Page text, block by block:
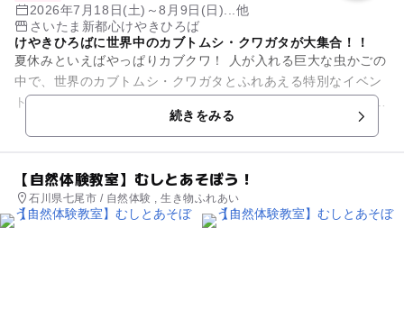
2026年7月18日(土)～8月9日(日)...他
さいたま新都心けやきひろば
けやきひろばに世界中のカブトムシ・クワガタが大集合！！
夏休みといえばやっぱりカブクワ！ 人が入れる巨大な虫かごの
中で、世界のカブトムシ・クワガタとふれあえる特別なイベン
トを開催！ ヘラクレスオオカブトやギラファノコギリクワガタ
続きをみる
【自然体験教室】むしとあそぼう！
石川県七尾市 / 自然体験 , 生き物ふれあい